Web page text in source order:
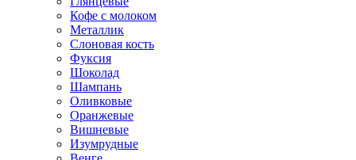
Кофе с молоком
Металлик
Слоновая кость
Фуксия
Шоколад
Шампань
Оливковые
Оранжевые
Вишневые
Изумрудные